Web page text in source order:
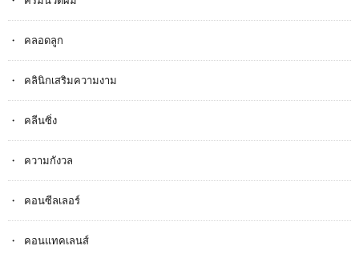
คลอดลูก
คลินิกเสริมความงาม
คลีนซิ่ง
ความกังวล
คอนซีลเลอร์
คอนแทคเลนส์